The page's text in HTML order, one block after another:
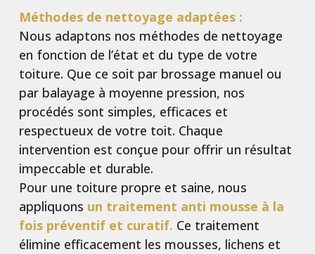
Méthodes de nettoyage adaptées :
Nous adaptons nos méthodes de nettoyage
en fonction de l’état et du type de votre
toiture. Que ce soit par brossage manuel ou
par balayage à moyenne pression, nos
procédés sont simples, efficaces et
respectueux de votre toit. Chaque
intervention est conçue pour offrir un résultat
impeccable et durable.
Pour une toiture propre et saine, nous
appliquons un traitement anti mousse à la
fois préventif et curatif. Ce traitement
élimine efficacement les mousses, lichens et